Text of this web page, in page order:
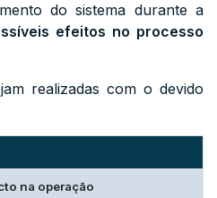
do sistema durante a
efeitos no processo
realizadas com o devido
na operação